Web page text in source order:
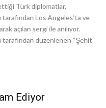
Türk diplomatlar,
tarafından Los Angeles’ta ve
açılan sergi ile anılıyor.
tarafından düzenlenen “Şehit
Ediyor